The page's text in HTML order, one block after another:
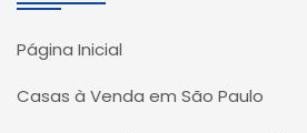
Página Inicial
Casas à Venda em São Paulo